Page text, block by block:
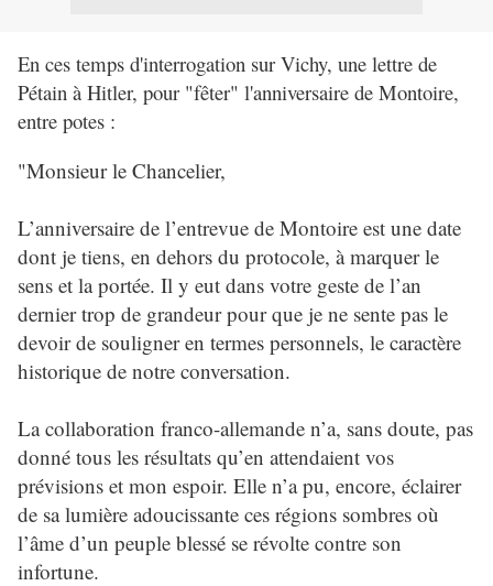
En ces temps d'interrogation sur Vichy, une lettre de
Pétain à Hitler, pour "fêter" l'anniversaire de Montoire,
entre potes :
"Monsieur le Chancelier,
L’anniversaire de l’entrevue de Montoire est une date
dont je tiens, en dehors du protocole, à marquer le
sens et la portée. Il y eut dans votre geste de l’an
dernier trop de grandeur pour que je ne sente pas le
devoir de souligner en termes personnels, le caractère
historique de notre conversation.
La collaboration franco-allemande n’a, sans doute, pas
donné tous les résultats qu’en attendaient vos
prévisions et mon espoir. Elle n’a pu, encore, éclairer
de sa lumière adoucissante ces régions sombres où
l’âme d’un peuple blessé se révolte contre son
infortune.